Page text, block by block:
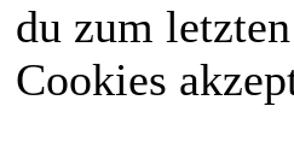
du zum
Cookies